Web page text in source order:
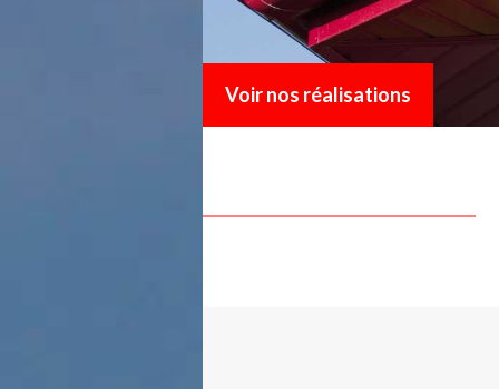
Voir nos réalisations